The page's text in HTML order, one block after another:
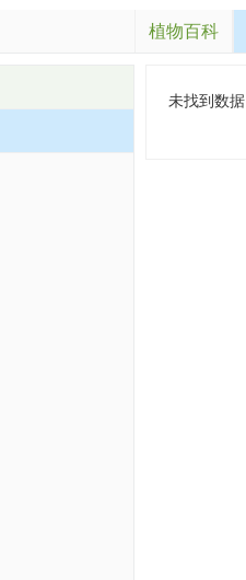
植物百科
未找到数据